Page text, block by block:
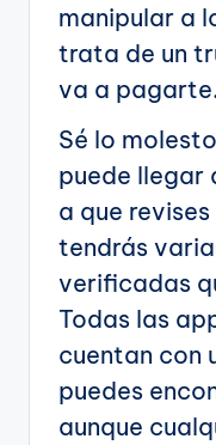
manipular a
trata de un
va a
Sé lo
puede llegar
a que
tendrás
verificadas
Todas las
cuentan con
puedes
aunque